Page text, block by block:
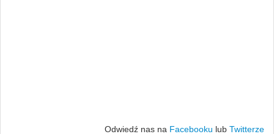
Odwiedź nas na Facebooku lub Twitterze